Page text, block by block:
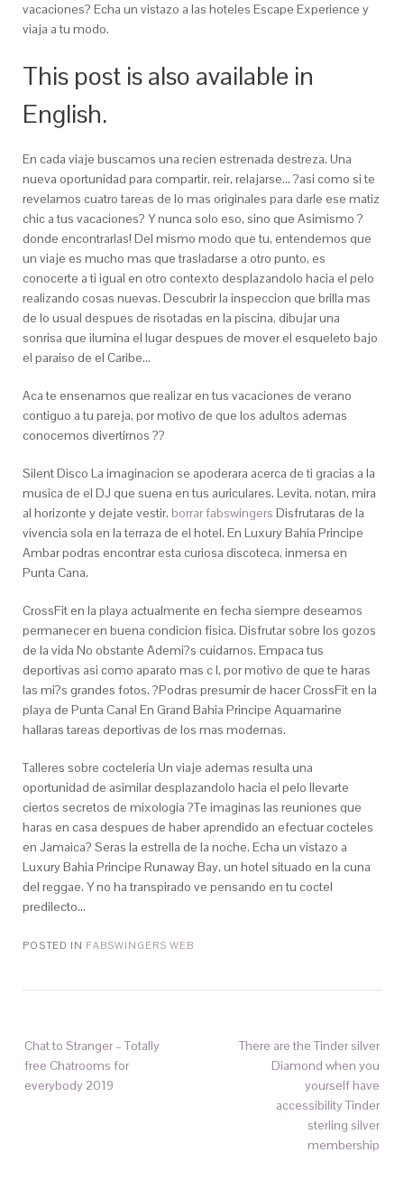
vacaciones? Echa un vistazo a las hoteles Escape Experience y
viaja a tu modo.
This post is also available in
English.
En cada viaje buscamos una recien estrenada destreza. Una
nueva oportunidad para compartir, reir, relajarse… ?asi­ como si te
revelamos cuatro tareas de lo mas originales para darle ese matiz
chic a tus vacaciones? Y nunca solo eso, sino que Asimismo ?
donde encontrarlas! Del mismo modo que tu, entendemos que
un viaje es mucho mas que trasladarse a otro punto, es
conocerte a ti igual en otro contexto desplazandolo hacia el pelo
realizando cosas nuevas. Descubrir la inspeccion que brilla mas
de lo usual despues de risotadas en la piscina, dibujar una
sonrisa que ilumina el lugar despues de mover el esqueleto bajo
el paraiso de el Caribe…
Aca te ensenamos que realizar en tus vacaciones de verano
contiguo a tu pareja, por motivo de que los adultos ademas
conocemos divertirnos ??
Silent Disco La imaginacion se apoderara acerca de ti gracias a la
musica de el DJ que suena en tus auriculares. Levita, notan, mira
al horizonte y dejate vestir. borrar fabswingers Disfrutaras de la
vivencia sola en la terraza de el hotel. En Luxury Bahia Principe
Ambar podras encontrar esta curiosa discoteca, inmersa en
Punta Cana.
CrossFit en la playa actualmente en fecha siempre deseamos
permanecer en buena condicion fisica. Disfrutar sobre los gozos
de la vida No obstante Ademi?s cuidarnos. Empaca tus
deportivas asi­ como aparato mas c l, por motivo de que te haras
las mi?s grandes fotos. ?Podras presumir de hacer CrossFit en la
playa de Punta Cana! En Grand Bahia Principe Aquamarine
hallaras tareas deportivas de los mas modernas.
Talleres sobre cocteleria Un viaje ademas resulta una
oportunidad de asimilar desplazandolo hacia el pelo llevarte
ciertos secretos de mixologia ?Te imaginas las reuniones que
haras en casa despues de haber aprendido an efectuar cocteles
en Jamaica? Seras la estrella de la noche. Echa un vistazo a
Luxury Bahia Principe Runaway Bay, un hotel situado en la cuna
del reggae. Y no ha transpirado ve pensando en tu coctel
predilecto…
POSTED IN FABSWINGERS WEB
Chat to Stranger – Totally
free Chatrooms for
everybody 2019
There are the Tinder silver
Diamond when you
yourself have
accessibility Tinder
sterling silver
membership